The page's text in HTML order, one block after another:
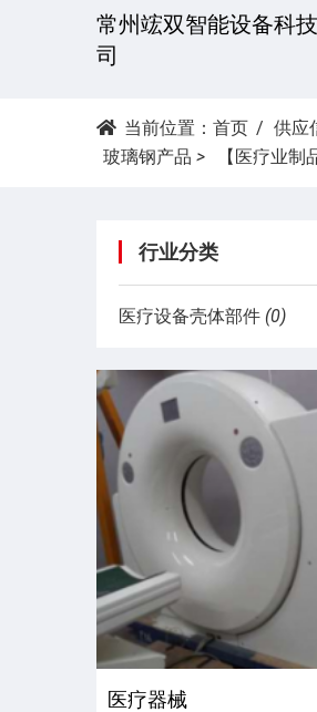
常州竤双智能设备科
司
当前位置： 首页
供应
玻璃钢产品 > 【医疗业制
行业分类
医疗设备壳体部件 (0)
医疗器械